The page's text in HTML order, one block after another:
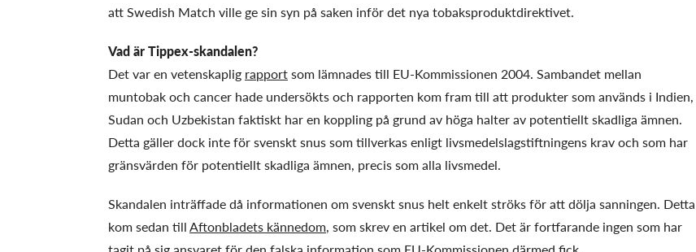
att Swedish Match ville ge sin syn på saken inför det nya tobaksproduktdirektivet.
Vad är Tippex-skandalen?
Det var en vetenskaplig rapportsom lämnades till EU-Kommissionen 2004. Sambandet mellan
muntobak och cancer hade undersökts och rapporten kom fram till att produkter som används i Indien,
Sudan och Uzbekistan faktiskt har en koppling på grund av höga halter av potentiellt skadliga ämnen.
Detta gäller dock inte för svenskt snus som tillverkas enligt livsmedelslagstiftningens krav och som har
gränsvärden för potentiellt skadliga ämnen, precis som alla livsmedel.
Skandalen inträffade då informationen om svenskt snus helt enkelt ströks för att dölja sanningen. Detta
kom sedan tillAftonbladets kännedom, som skrev en artikel om det. Det är fortfarande ingen som har